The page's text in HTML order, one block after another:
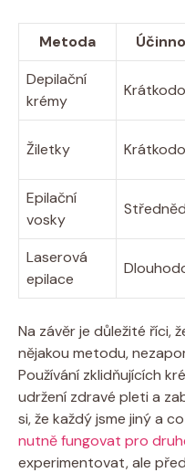
Metoda
Depilační
krémy
Žiletky
Epilační
vosky
Laserová
epilace
Na závěr je důležité říci,
nějakou metodu,
Používání zklidňujících
udržení zdravé pleti a
si, že každý jsme jiný a
nutně fungovat pro
experimentovat, ale